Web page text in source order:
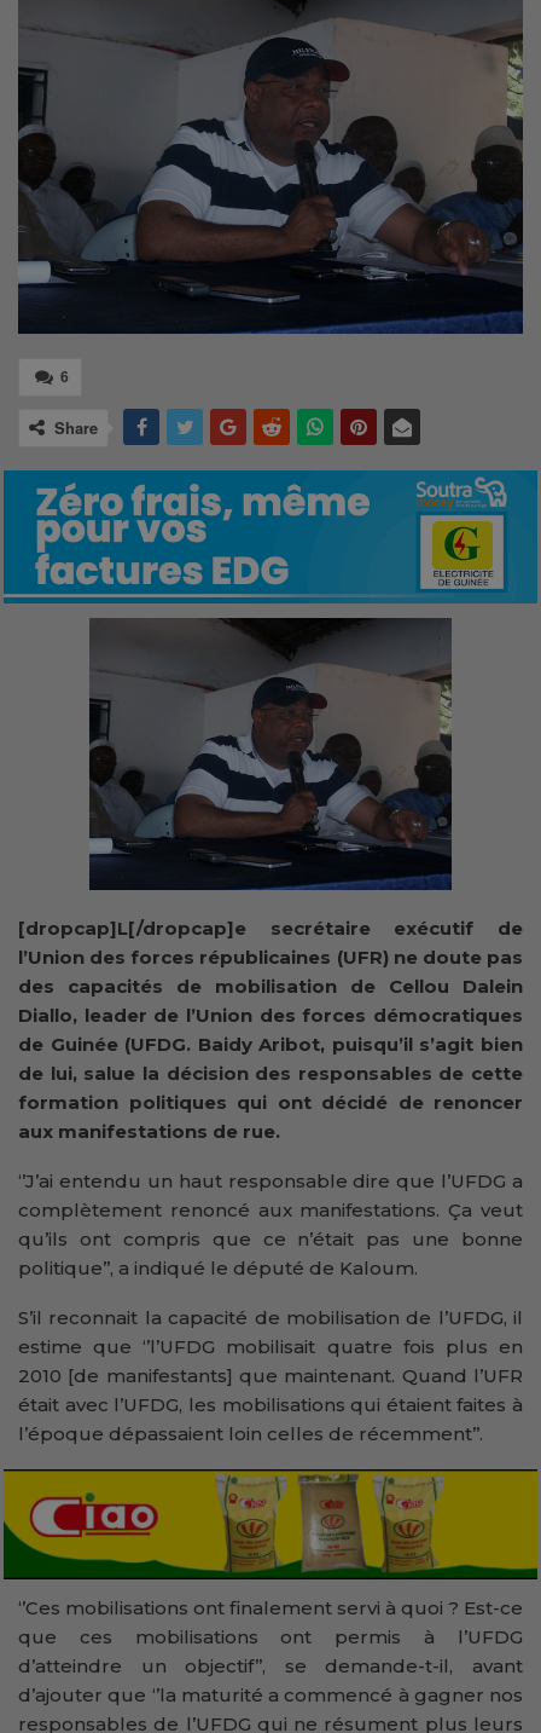
6
Share
[dropcap]L[/dropcap]e secrétaire exécutif de
l’Union des forces républicaines (UFR) ne doute pas
des capacités de mobilisation de Cellou Dalein
Diallo, leader de l’Union des forces démocratiques
de Guinée (UFDG. Baidy Aribot, puisqu’il s’agit bien
de lui, salue la décision des responsables de cette
formation politiques qui ont décidé de renoncer
aux manifestations de rue.
‘’J’ai entendu un haut responsable dire que l’UFDG a
complètement renoncé aux manifestations. Ça veut
qu’ils ont compris que ce n’était pas une bonne
politique’’, a indiqué le député de Kaloum.
S’il reconnait la capacité de mobilisation de l’UFDG, il
estime que ‘’l’UFDG mobilisait quatre fois plus en
2010 [de manifestants] que maintenant. Quand l’UFR
était avec l’UFDG, les mobilisations qui étaient faites à
l’époque dépassaient loin celles de récemment’’.
‘’Ces mobilisations ont finalement servi à quoi ? Est-ce
que ces mobilisations ont permis à l’UFDG
d’atteindre un objectif’’, se demande-t-il, avant
d’ajouter que ‘’la maturité a commencé à gagner nos
responsables de l’UFDG qui ne résument plus leurs